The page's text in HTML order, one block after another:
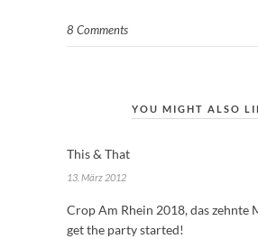
8 Comments
YOU MIGHT ALSO
This & That
13. März 2012
Crop Am Rhein 2018, das zehnte
get the party started!